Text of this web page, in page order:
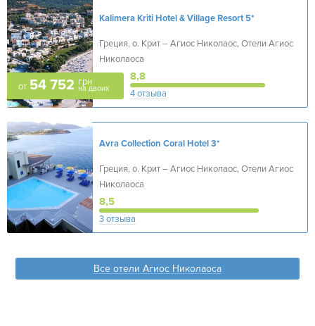
от 54 752 грн
на двоих
Kalimera Kriti Hotel & Village Resort5*
Греция, о. Крит – Агиос Николаос, Отели Агиос
Николаоса
8,8
4 отзыва
Avra Collection Coral Hotel3*
Греция, о. Крит – Агиос Николаос, Отели Агиос
Николаоса
8,5
3 отзыва
Все отели Агиос Николаоса